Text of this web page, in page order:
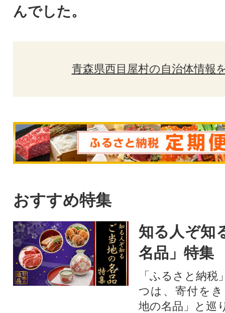
んでした。
青森県西目屋村の自治体情報
おすすめ特集
知る人ぞ知
名品」特集
「ふるさと納
つは、寄付を
地の名品」と巡